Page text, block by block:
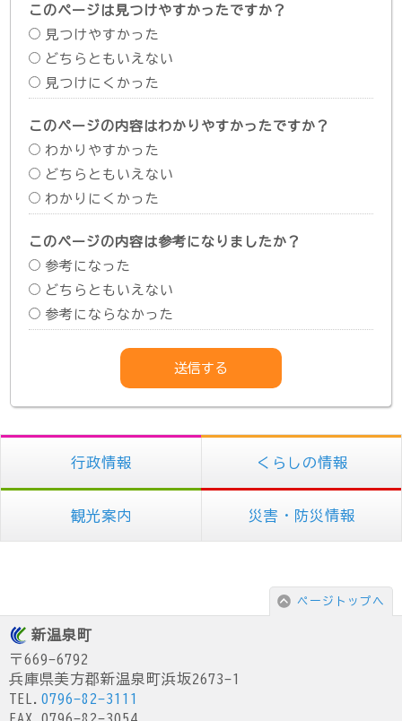
このページは見つけやすかったですか？
見つけやすかった
どちらともいえない
見つけにくかった
このページの内容はわかりやすかったですか？
わかりやすかった
どちらともいえない
わかりにくかった
このページの内容は参考になりましたか？
参考になった
どちらともいえない
参考にならなかった
行政情報 くらしの情報
観光案内 災害・防災情報
ページトップへ
新温泉町
〒669-6792
兵庫県美方郡新温泉町浜坂2673-1
TEL. 0796-82-3111